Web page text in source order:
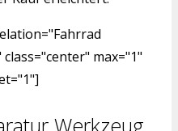
max="1"
Werkzeug